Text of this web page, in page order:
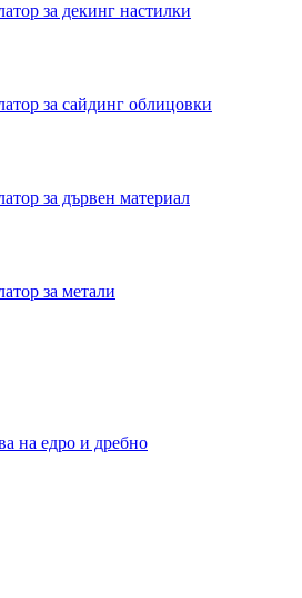
за декинг настилки
за сайдинг облицовки
за дървен материал
за метали
на едро и дребно